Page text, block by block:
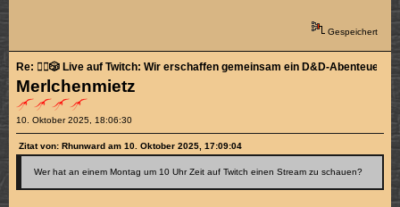
Gespeichert
Merlchenmietz
10. Oktober 2025, 18:06:30
Re: 🧙‍♂️🎲 Live auf Twitch: Wir erschaffen gemeinsam ein D&D-Abenteuer!
Zitat von: Rhunward am 10. Oktober 2025, 17:09:04
Wer hat an einem Montag um 10 Uhr Zeit auf Twitch einen Stream zu schauen?